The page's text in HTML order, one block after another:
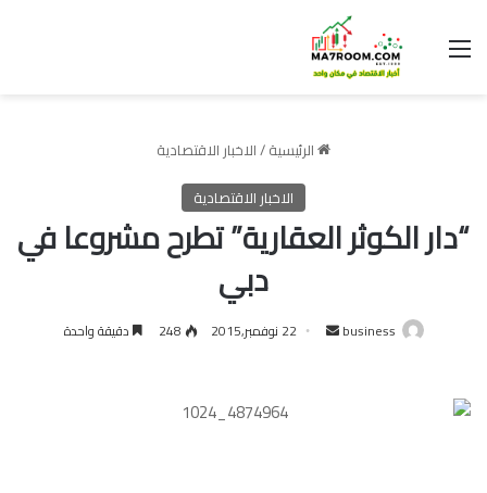
القائمة
الرئيسية/الاخبار الاقتصادية
الاخبار الاقتصادية
“دار الكوثر العقارية” تطرح مشروعا في
دبي
business
أرسل 22 نوفمبر,2015 248 دقيقة واحدة